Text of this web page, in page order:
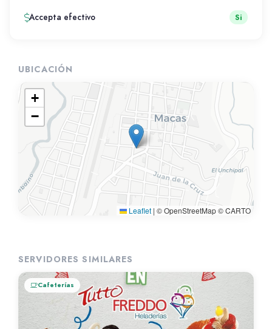
Accepta efectivo Si
UBICACIÓN
+
−
Leaflet | © OpenStreetMap © CARTO
SERVIDORES SIMILARES
Cafeterías